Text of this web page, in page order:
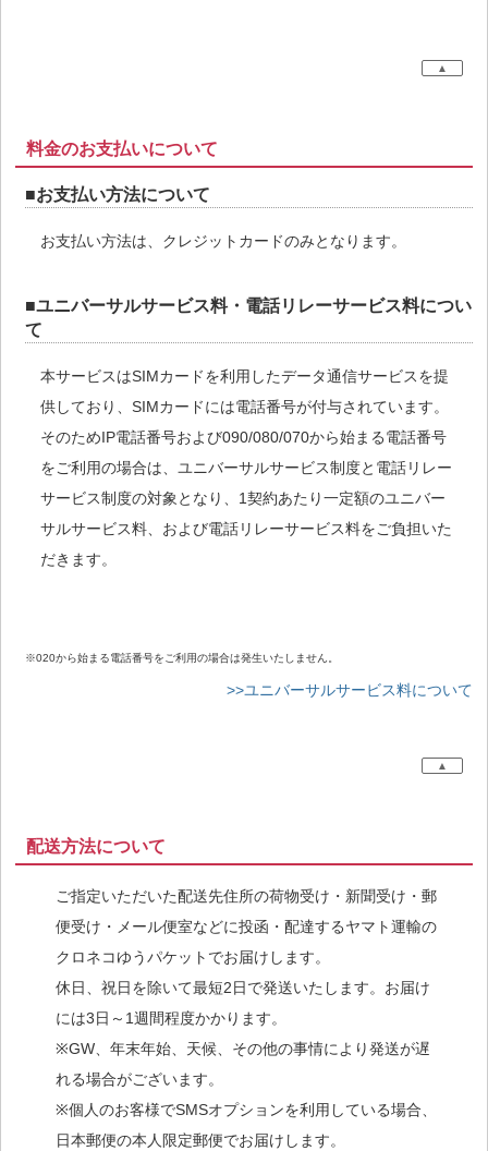
▲
料金のお支払いについて
■お支払い方法について
お支払い方法は、クレジットカードのみとなります。
■ユニバーサルサービス料・電話リレーサービス料につい
て
本サービスはSIMカードを利用したデータ通信サービスを提
供しており、SIMカードには電話番号が付与されています。
そのためIP電話番号および090/080/070から始まる電話番号
をご利用の場合は、ユニバーサルサービス制度と電話リレー
サービス制度の対象となり、1契約あたり一定額のユニバー
サルサービス料、および電話リレーサービス料をご負担いた
だきます。
※020から始まる電話番号をご利用の場合は発生いたしません。
>>ユニバーサルサービス料について
▲
配送方法について
ご指定いただいた配送先住所の荷物受け・新聞受け・郵
便受け・メール便室などに投函・配達するヤマト運輸の
クロネコゆうパケットでお届けします。
休日、祝日を除いて最短2日で発送いたします。お届け
には3日～1週間程度かかります。
※GW、年末年始、天候、その他の事情により発送が遅
れる場合がございます。
※個人のお客様でSMSオプションを利用している場合、
日本郵便の本人限定郵便でお届けします。